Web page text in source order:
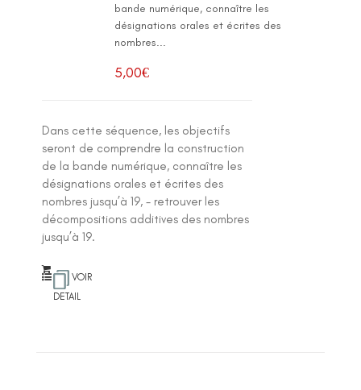
bande numérique, connaître les
désignations orales et écrites des
nombres...
5,00€
Dans cette séquence, les objectifs
seront de comprendre la construction
de la bande numérique, connaître les
désignations orales et écrites des
nombres jusqu’à 19, - retrouver les
décompositions additives des nombres
jusqu’à 19.
VOIR
DETAIL